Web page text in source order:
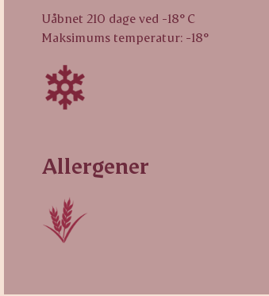
Uåbnet 210 dage ved -18° C
Maksimums temperatur: -18°
Allergener